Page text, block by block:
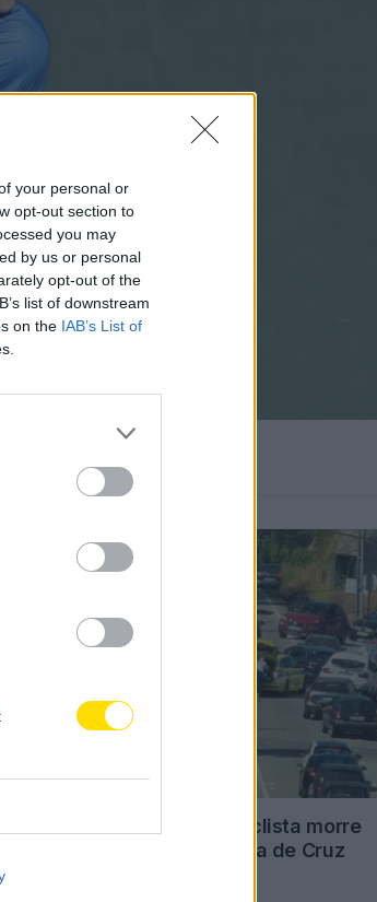
your personal or
opt-out section to
you may
by us or personal
opt-out of the
list of downstream
on the IAB’s List of
Notícias Populares
Famalicão: Motociclista morre
na N14 na freguesia de Cruz